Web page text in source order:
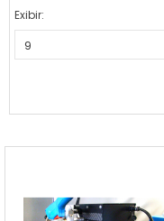
Exibir: